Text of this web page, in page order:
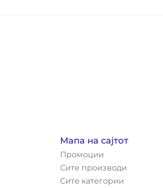
Мапа на сајтот
Промоции
Сите производи
Сите категории